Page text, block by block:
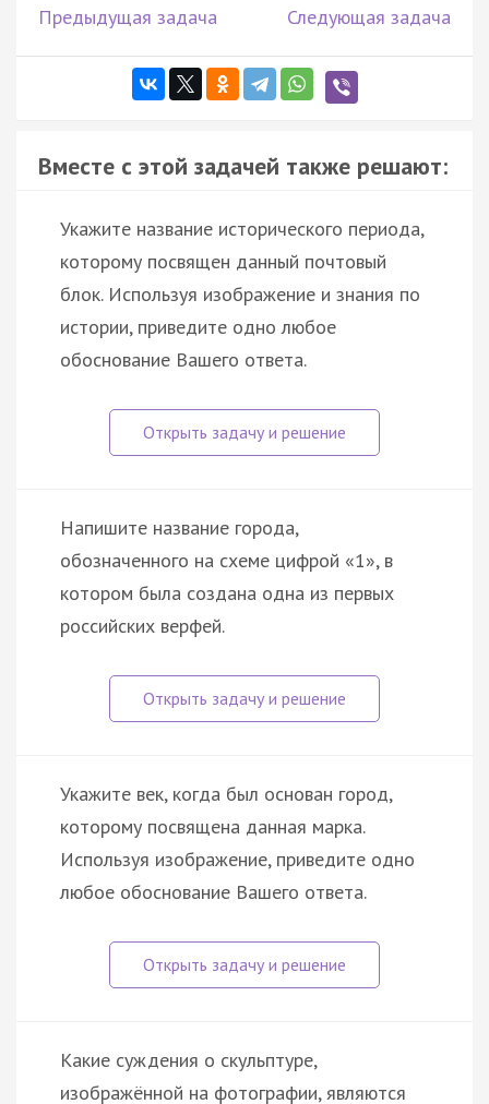
Предыдущая задача Следующая задача
Вместе с этой задачей также решают:
Укажите название исторического периода,
которому посвящен данный почтовый
блок. Используя изображение и знания по
истории, приведите одно любое
обоснование Вашего ответа.
Напишите название города,
обозначенного на схеме цифрой «1», в
котором была создана одна из первых
российских верфей.
Укажите век, когда был основан город,
которому посвящена данная марка.
Используя изображение, приведите одно
любое обоснование Вашего ответа.
Какие суждения о скульптуре,
изображённой на фотографии, являются